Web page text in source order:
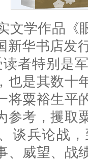
文学作品《
新华书店发
者特别是
也是其数十
将粟裕生平
参考，攫取
谈兵论战
、威望、战